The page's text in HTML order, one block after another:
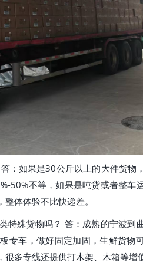
：如果是30公斤以上的大件货物
50%不等，如果是吨货或者整车
体体验不比快递差。
特殊货物吗？ 答：成熟的宁波到
专车，做好固定加固，生鲜货物
多专线还提供打木架、木箱等增